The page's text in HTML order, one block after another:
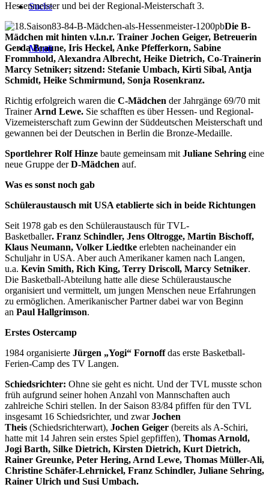
Suche
Menü
Hessenmeister und bei der Regional-Meisterschaft 3.
Die B-
Mädchen mit hinten v.l.n.r. Trainer Jochen Geiger, Betreuerin
Gerda Braune, Iris Heckel, Anke Pfefferkorn, Sabine
Frommhold, Alexandra Albrecht, Heike Dietrich, Co-Trainerin
Marcy Setniker; sitzend: Stefanie Umbach, Kirti Sibal, Antja
Schmidt, Heike Schmirmund, Sonja Rosenkranz.
Richtig erfolgreich waren die C-Mädchen der Jahrgänge 69/70 mit
Trainer Arnd Lewe. Sie schafften es über Hessen- und Regional-
Vizemeisterschaft zum Gewinn der Süddeutschen Meisterschaft und
gewannen bei der Deutschen in Berlin die Bronze-Medaille.
Sportlehrer Rolf Hinze baute gemeinsam mit Juliane Sehring eine
neue Gruppe derD-Mädchen auf.
Was es sonst noch gab
Schüleraustausch mit USA etablierte sich in beide Richtungen
Seit 1978 gab es den Schüleraustausch für TVL-
Basketballer. Franz Schindler, Jens Oltrogge, Martin Bischoff,
Klaus Neumann, Volker Liedtke erlebten nacheinander ein
Schuljahr in USA. Aber auch Amerikaner kamen nach Langen,
u.a. Kevin Smith, Rich King, Terry Driscoll, Marcy Setniker.
Die Basketball-Abteilung hatte alle diese Schüleraustausche
organisiert und vermittelt, um jungen Menschen neue Erfahrungen
zu ermöglichen. Amerikanischer Partner dabei war von Beginn
an Paul Hallgrimson.
Erstes Ostercamp
1984 organisierte Jürgen „Yogi“ Fornoffdas erste Basketball-
Ferien-Camp des TV Langen.
Schiedsrichter: Ohne sie geht es nicht. Und der TVL musste schon
früh aufgrund seiner hohen Anzahl von Mannschaften auch
zahlreiche Schiri stellen. In der Saison 83/84 pfiffen für den TVL
insgesamt 16 Schiedsrichter, und zwarJochen
Theis (Schiedsrichterwart), Jochen Geiger (bereits als A-Schiri,
hatte mit 14 Jahren sein erstes Spiel gepfiffen), Thomas Arnold,
Jogi Barth, Silke Dietrich, Kirsten Dietrich, Kurt Dietrich,
Rainer Greunke, Peter Hering, Arnd Lewe, Thomas Müller-Ali,
Christine Schäfer-Lehrnickel, Franz Schindler, Juliane Sehring,
Rainer Ulrich und Susi Umbach.